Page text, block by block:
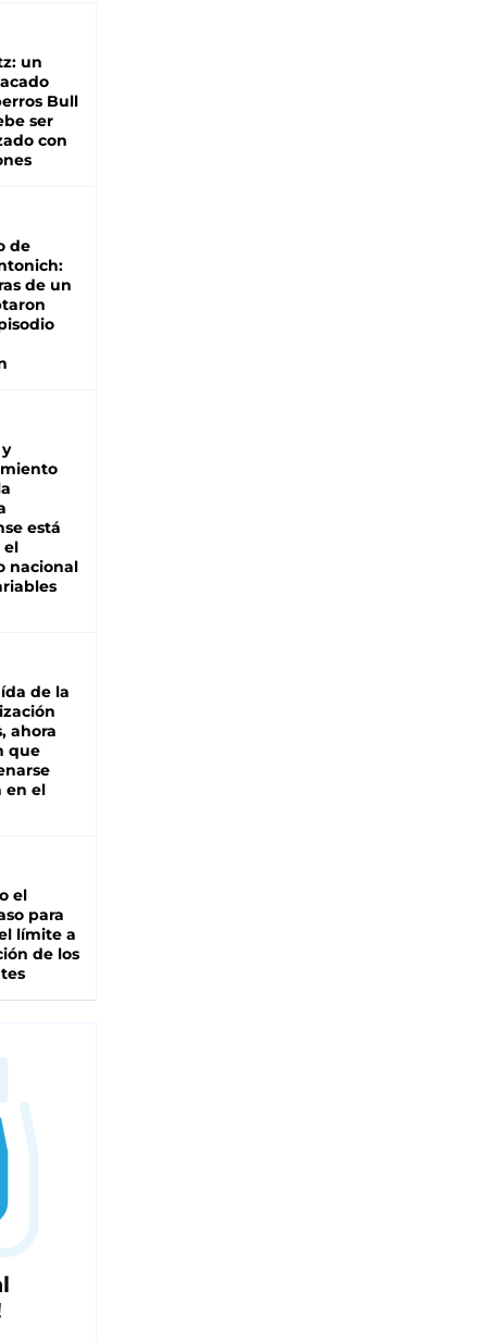
un
Bull
ser
con
de
de un
está
el
nacional
de la
ahora
que
en el
el
para
límite a
de los